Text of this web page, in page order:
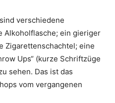
verschiedene
Alkoholflasche; ein gieriger
Zigarettenschachtel; eine
Ups“ (kurze Schriftzüge
sehen. Das ist das
vom vergangenen